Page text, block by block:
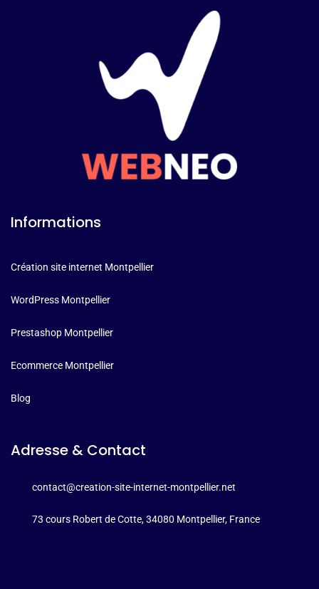
Informations
Création site internet Montpellier
WordPress Montpellier
Prestashop Montpellier
Ecommerce Montpellier
Blog
Adresse & Contact
contact@creation-site-internet-montpellier.net
73 cours Robert de Cotte, 34080 Montpellier, France